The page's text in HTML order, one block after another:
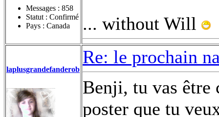
Messages : 858
Statut : Confirmé
Pays : Canada
... without Will
laplusgrandefanderob
Re: le prochain
Benji, tu vas être
poster que tu